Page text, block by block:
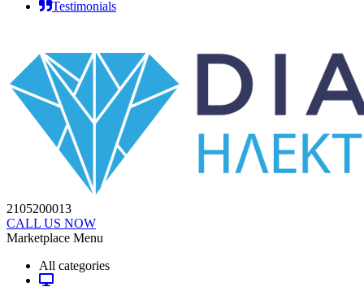
Testimonials
2105200013
CALL US NOW
Marketplace Menu
All categories